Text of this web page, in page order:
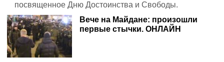
посвященное Дню Достоинства и Свободы.
Вече на Майдане: произошли
первые стычки. ОНЛАЙН